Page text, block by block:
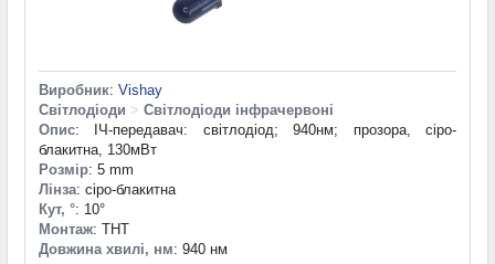
Виробник: Vishay
Світлодіоди > Світлодіоди інфрачервоні
Опис: ІЧ-передавач: світлодіод; 940нм; прозора, сіро-
блакитна, 130мВт
Розмір: 5 mm
Лінза: сіро-блакитна
Кут, °: 10°
Монтаж: THT
Довжина хвилі, нм: 940 нм